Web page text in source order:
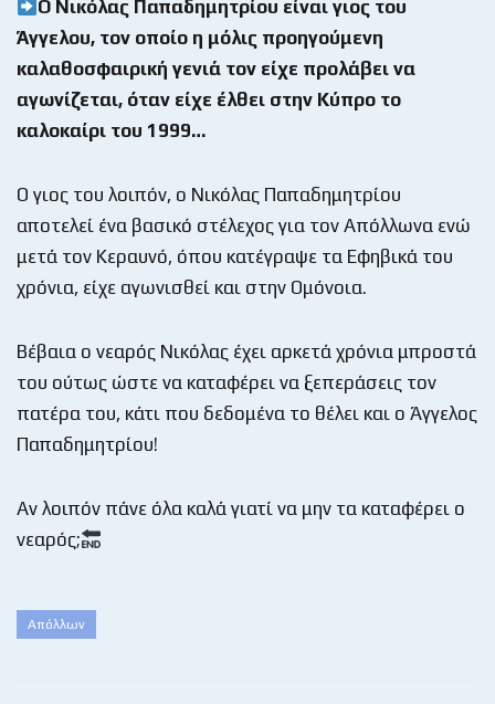
Ο Νικόλας Παπαδημητρίου είναι γιος του
Άγγελου, τον οποίο η μόλις προηγούμενη
καλαθοσφαιρική γενιά τον είχε προλάβει να
αγωνίζεται, όταν είχε έλθει στην Κύπρο το
καλοκαίρι του 1999…
Ο γιος του λοιπόν, ο Νικόλας Παπαδημητρίου
αποτελεί ένα βασικό στέλεχος για τον Απόλλωνα ενώ
μετά τον Κεραυνό, όπου κατέγραψε τα Εφηβικά του
χρόνια, είχε αγωνισθεί και στην Ομόνοια.
Βέβαια ο νεαρός Νικόλας έχει αρκετά χρόνια μπροστά
του ούτως ώστε να καταφέρει να ξεπεράσεις τον
πατέρα του, κάτι που δεδομένα το θέλει και ο Άγγελος
Παπαδημητρίου!
Αν λοιπόν πάνε όλα καλά γιατί να μην τα καταφέρει ο
νεαρός;
Απόλλων